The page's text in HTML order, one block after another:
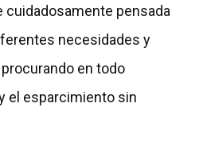
pensada
necesidades y
en todo
el esparcimiento sin